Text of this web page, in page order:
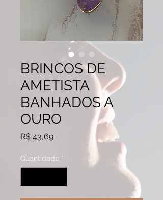
BRINCOS DE
AMETISTA
BANHADOS A
OURO
R$ 43,69Preço
Quantidade *